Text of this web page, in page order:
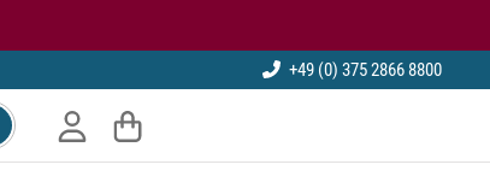
+49 (0) 375 2866 8800